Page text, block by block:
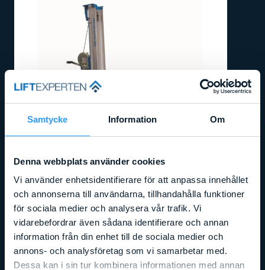
Samtycke Information Om
Denna webbplats använder cookies
Vi använder enhetsidentifierare för att anpassa innehållet
och annonserna till användarna, tillhandahålla funktioner
för sociala medier och analysera vår trafik. Vi
vidarebefordrar även sådana identifierare och annan
information från din enhet till de sociala medier och
annons- och analysföretag som vi samarbetar med.
Dessa kan i sin tur kombinera informationen med annan
Arbetshöjd:4,98m Liftens bredd 0,08 mLyftkapacitet :363kg
GENIE SLA 15 (GENIE SUPERLIFT)